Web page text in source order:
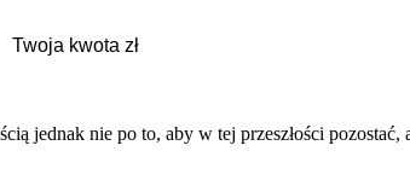
jednak nie po to, aby w tej przeszłości